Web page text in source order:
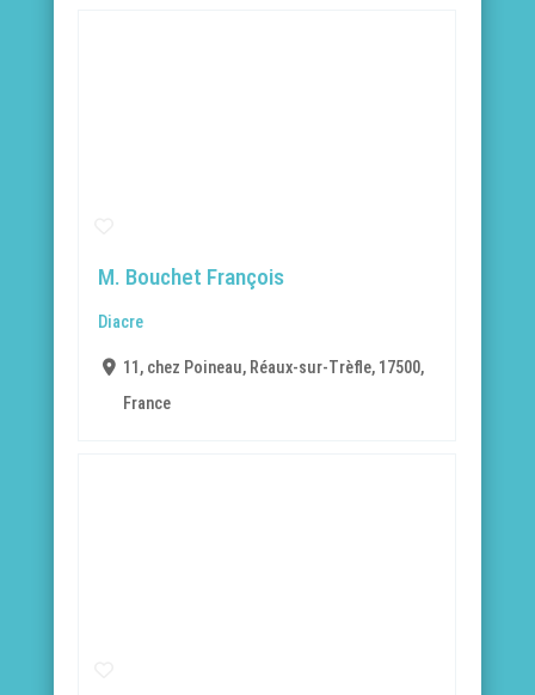
M. Bouchet François
Diacre
11, chez Poineau, Réaux-sur-Trèfle, 17500,
France